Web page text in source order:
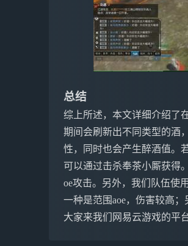
总结
综上所述，本文详细介绍了
期间会刷新出不同类型的酒
性，同时也会产生醉酒值。
可以通过击杀奉茶小厮获得
oe攻击。另外，我们队伍使
一种是范围aoe，伤害较高
大家来我们网易云游戏的平